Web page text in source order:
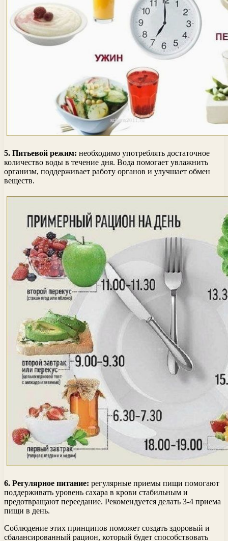
5. Питьевой режим: необходимо употреблять достаточное
количество воды в течение дня. Вода помогает увлажнить
организм, поддерживает работу органов и улучшает обмен
веществ.
6. Регулярное питание: регулярные приемы пищи помогают
поддерживать уровень сахара в крови стабильным и
предотвращают переедание. Рекомендуется делать 3-4 приема
пищи в день.
Соблюдение этих принципов поможет создать здоровый и
сбалансированный рацион, который будет способствовать